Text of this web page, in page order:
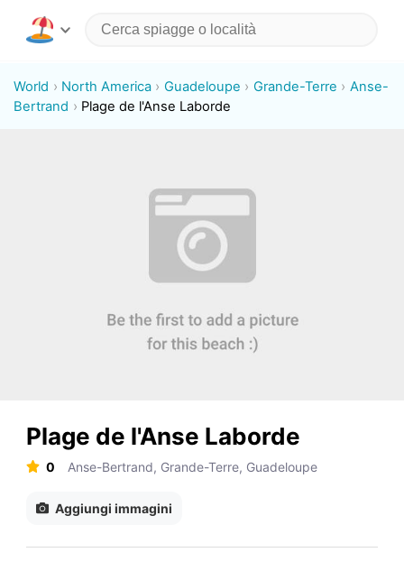
World North America Guadeloupe Grande-Terre
Anse-
Bertrand
Plage de l'Anse Laborde
Plage de l'Anse Laborde
0 Anse-Bertrand, Grande-Terre, Guadeloupe
Aggiungi immagini